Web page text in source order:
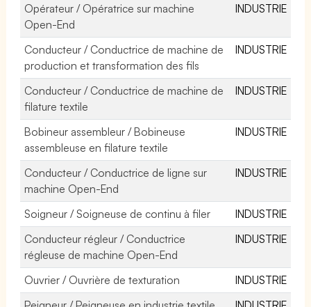
Opérateur / Opératrice sur machine
Open-End
INDUSTRIE
Conducteur / Conductrice de machine de
production et transformation des fils
INDUSTRIE
Conducteur / Conductrice de machine de
filature textile
INDUSTRIE
Bobineur assembleur / Bobineuse
assembleuse en filature textile
INDUSTRIE
Conducteur / Conductrice de ligne sur
machine Open-End
INDUSTRIE
Soigneur / Soigneuse de continu à filer
INDUSTRIE
Conducteur régleur / Conductrice
régleuse de machine Open-End
INDUSTRIE
Ouvrier / Ouvrière de texturation
INDUSTRIE